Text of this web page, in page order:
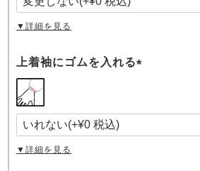
)
▼詳細を見る
上着袖にゴムを入れる
須
)
▼詳細を見る